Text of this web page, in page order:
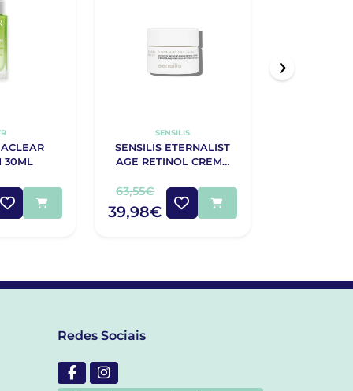
30ML
SENSILIS
SENSILIS ETERNALIST
AGE RETINOL CREME
63,55€
39,98€
Redes Sociais